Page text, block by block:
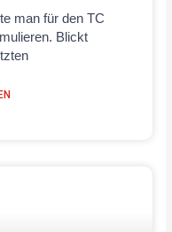
man für den TC
Blickt